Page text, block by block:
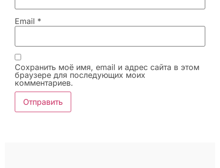
Email *
Сохранить моё имя, email и адрес сайта в этом
браузере для последующих моих
комментариев.